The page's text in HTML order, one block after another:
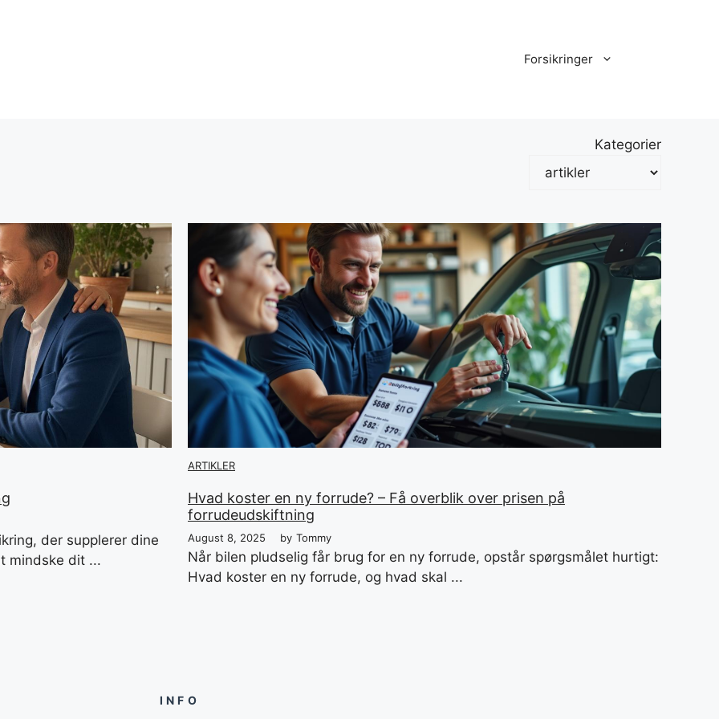
Forsikringer
Kategorier
der supplerer dine
mindske dit ...
ARTIKLER
Hvad koster en ny forrude? – Få overblik over prisen på
forrudeudskiftning
August 8, 2025 by Tommy
Når bilen pludselig får brug for en ny forrude, opstår spørgsmålet hurtigt:
Hvad koster en ny forrude, og hvad skal ...
INFO